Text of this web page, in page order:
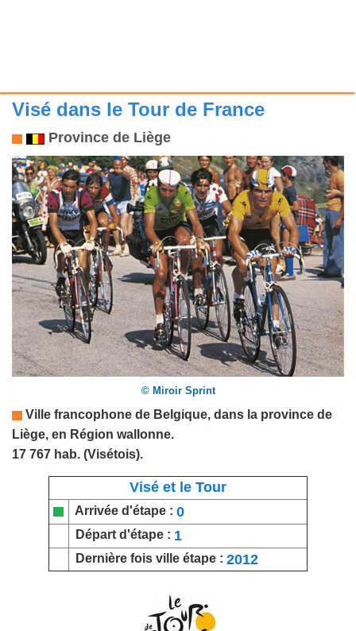
Visé dans le Tour de France
Province de Liège
© Miroir Sprint
Ville francophone de Belgique, dans la province de
Liège, en Région wallonne.
17 767 hab. (Visétois).
Visé et le Tour
Arrivée d'étape : 0
Départ d'étape : 1
Dernière fois ville étape : 2012